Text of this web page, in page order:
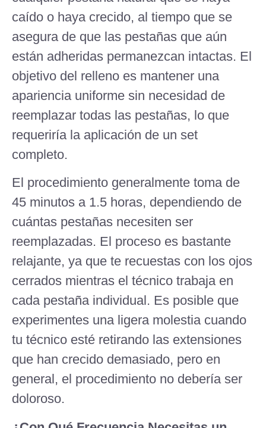
caído o haya crecido, al tiempo que se
asegura de que las pestañas que aún
están adheridas permanezcan intactas. El
objetivo del relleno es mantener una
apariencia uniforme sin necesidad de
reemplazar todas las pestañas, lo que
requeriría la aplicación de un set
completo.
El procedimiento generalmente toma de
45 minutos a 1.5 horas, dependiendo de
cuántas pestañas necesiten ser
reemplazadas. El proceso es bastante
relajante, ya que te recuestas con los ojos
cerrados mientras el técnico trabaja en
cada pestaña individual. Es posible que
experimentes una ligera molestia cuando
tu técnico esté retirando las extensiones
que han crecido demasiado, pero en
general, el procedimiento no debería ser
doloroso.